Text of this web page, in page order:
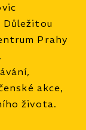
Prahy
akce,
života.